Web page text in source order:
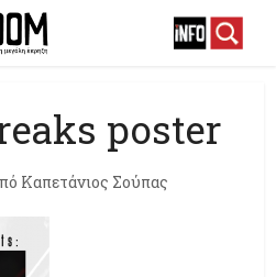
poster
Καπετάνιος Σούπας